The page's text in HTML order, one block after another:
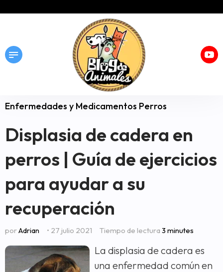
Enfermedades y Medicamentos Perros
Displasia de cadera en
perros | Guía de ejercicios
para ayudar a su
recuperación
porAdrian • 27 julio 2021 Tiempo de lectura 3 minutes
La displasia de cadera es
una enfermedad común en